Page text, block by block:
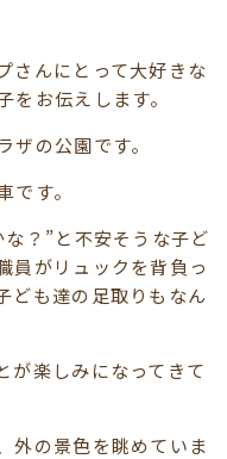
さんにとって大好きな
お伝えします。
ザの公園です。
す。
？”と不安そうな子ど
員がリュックを背負っ
ども達の足取りもなん
が楽しみになってきて
外の景色を眺めていま